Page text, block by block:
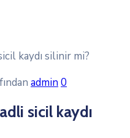
kaydı silinir mi?
admin0
sicil kaydı